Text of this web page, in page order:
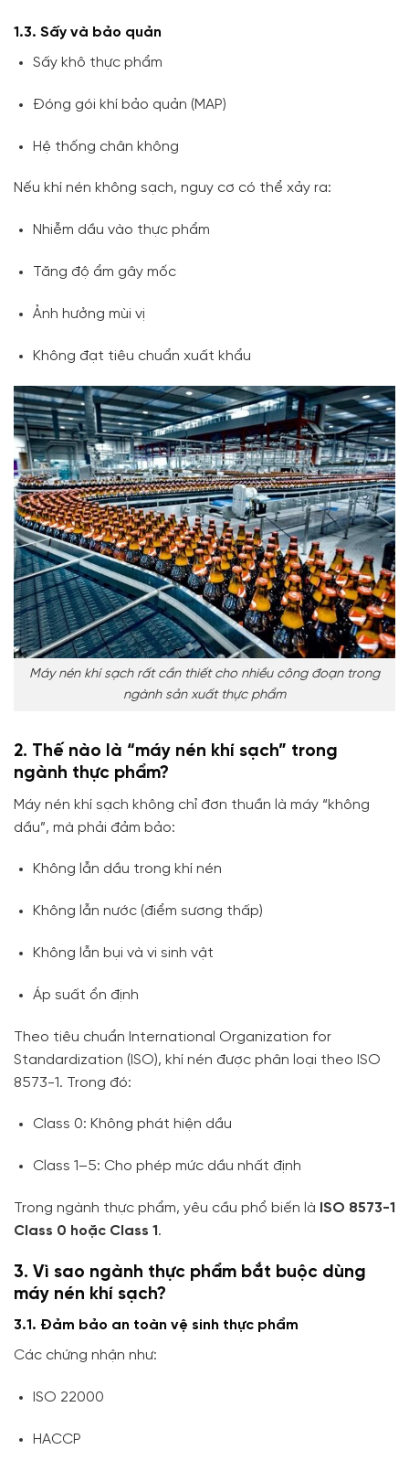
1.3. Sấy và bảo quản
Sấy khô thực phẩm
Đóng gói khí bảo quản (MAP)
Hệ thống chân không
Nếu khí nén không sạch, nguy cơ có thể xảy ra:
Nhiễm dầu vào thực phẩm
Tăng độ ẩm gây mốc
Ảnh hưởng mùi vị
Không đạt tiêu chuẩn xuất khẩu
Máy nén khí sạch rất cần thiết cho nhiều công đoạn trong
ngành sản xuất thực phẩm
2. Thế nào là “máy nén khí sạch” trong
ngành thực phẩm?
Máy nén khí sạch không chỉ đơn thuần là máy “không
dầu”, mà phải đảm bảo:
Không lẫn dầu trong khí nén
Không lẫn nước (điểm sương thấp)
Không lẫn bụi và vi sinh vật
Áp suất ổn định
Theo tiêu chuẩn International Organization for
Standardization (ISO), khí nén được phân loại theo ISO
8573-1. Trong đó:
Class 0: Không phát hiện dầu
Class 1–5: Cho phép mức dầu nhất định
Trong ngành thực phẩm, yêu cầu phổ biến là ISO 8573-1
Class 0 hoặc Class 1 .
3. Vì sao ngành thực phẩm bắt buộc dùng
máy nén khí sạch?
3.1. Đảm bảo an toàn vệ sinh thực phẩm
Các chứng nhận như:
ISO 22000
HACCP